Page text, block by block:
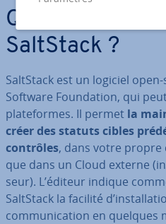
Qu’est-ce qui
SaltStack ?
SaltStack est un logiciel open-
Software Foun­da­tion, qui
pla­te­formes. Il permet la
créer des statuts cibles
contrôles, dans votre propre
que dans un Cloud externe
seur). L’éditeur indique
SaltStack la facilité
com­mu­ni­ca­tion en quelques